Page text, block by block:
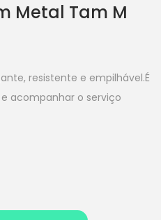
Metal Tam M
resistente e empilhável.É
acompanhar o serviço